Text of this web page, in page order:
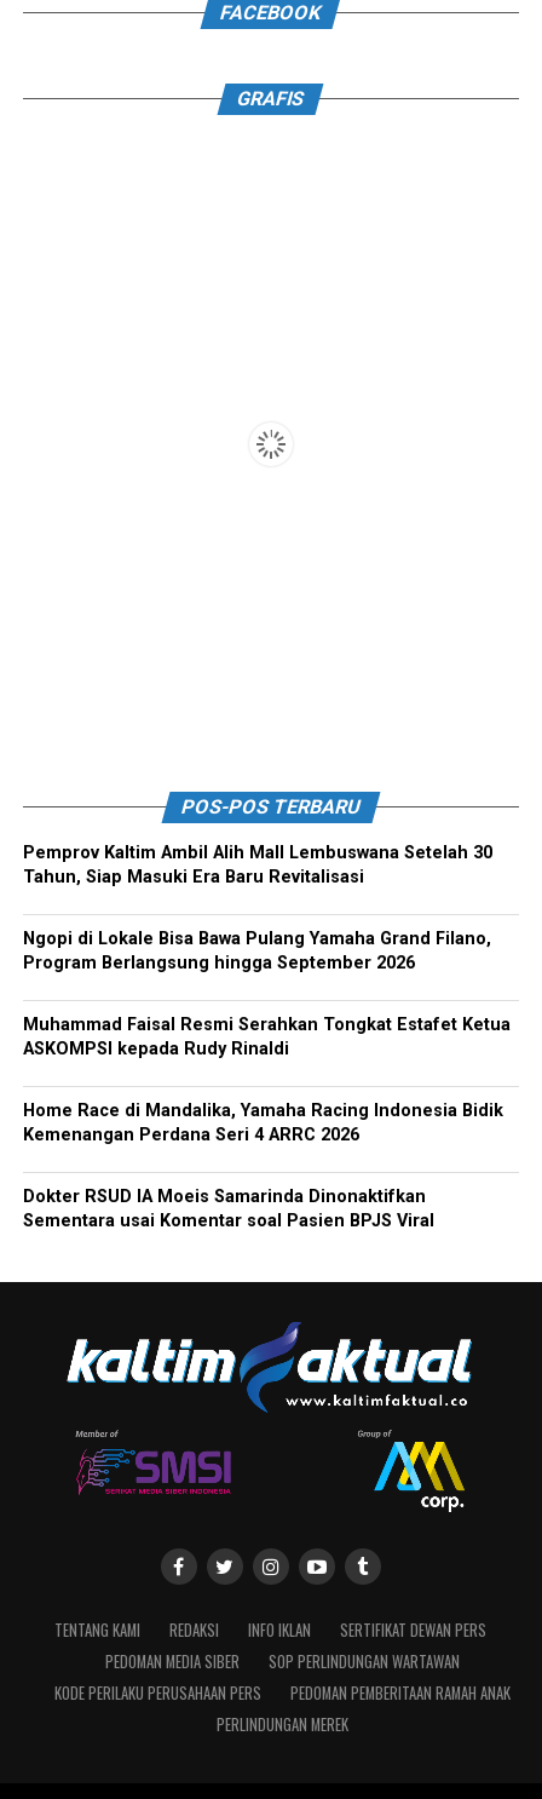
FACEBOOK
GRAFIS
POS-POS TERBARU
Pemprov Kaltim Ambil Alih Mall Lembuswana Setelah 30
Tahun, Siap Masuki Era Baru Revitalisasi
Ngopi di Lokale Bisa Bawa Pulang Yamaha Grand Filano,
Program Berlangsung hingga September 2026
Muhammad Faisal Resmi Serahkan Tongkat Estafet Ketua
ASKOMPSI kepada Rudy Rinaldi
Home Race di Mandalika, Yamaha Racing Indonesia Bidik
Kemenangan Perdana Seri 4 ARRC 2026
Dokter RSUD IA Moeis Samarinda Dinonaktifkan
Sementara usai Komentar soal Pasien BPJS Viral
TENTANG KAMI REDAKSI INFO IKLAN
SERTIFIKAT DEWAN PERS
PEDOMAN MEDIA SIBER
SOP PERLINDUNGAN WARTAWAN
KODE PERILAKU PERUSAHAAN PERS
PEDOMAN PEMBERITAAN RAMAH ANAK
PERLINDUNGAN MEREK